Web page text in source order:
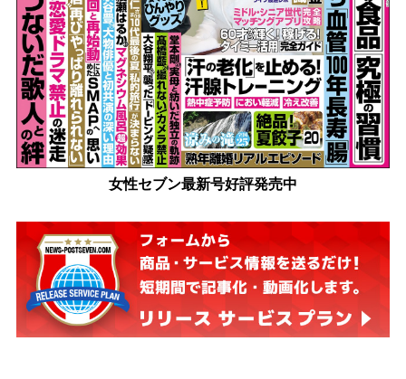
女性セブン最新号好評発売中